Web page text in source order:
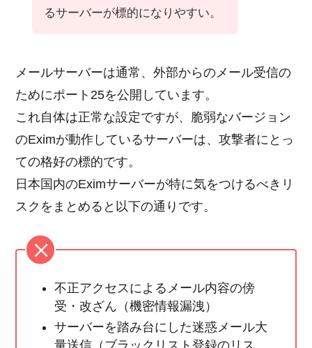
るサーバーが標的になりやすい。
メールサーバーは通常、外部からのメール受信の
ためにポート25を公開しています。
これ自体は正常な設定ですが、脆弱なバージョン
のEximが動作しているサーバーは、攻撃者にとっ
ての格好の標的です。
日本国内のEximサーバーが特に気をつけるべきリ
スクをまとめると以下の通りです。
不正アクセスによるメール内容の傍
受・改ざん（機密情報漏洩）
サーバーを踏み台にした迷惑メール大